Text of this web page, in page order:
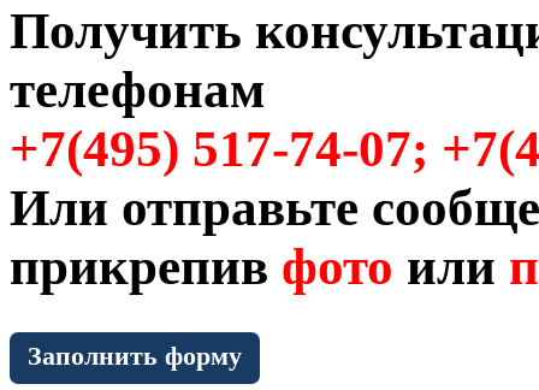
Получить
телефонам
+7(495) 517-74-07;
Или отправьте
прикрепив фото или
Заполнить форму